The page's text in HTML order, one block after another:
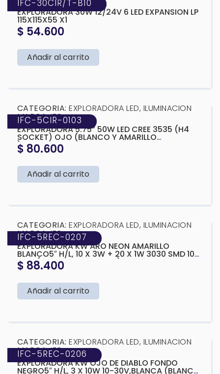
IFC-30CIR/T-B10
EXPLORADORA 30W 12/24V 6 LED EXPANSION LP
115X115X55 X1
$54.600
Añadir al carrito
❮
IFC-5CIR-0103
CATEGORIA:EXPLORADORA LED, ILUMINACION
MARCA:IFC
EXPLORADORA 5.75” 50W LED CREE 3535 (H4
SOCKET) OJO (BLANCO Y AMARILLO
)143X75MM
$80.600
Añadir al carrito
❮
IFC-5REC-0207
CATEGORIA:EXPLORADORA LED, ILUMINACION
MARCA:IFC
EXPLORADORA KW ARO NEON AMARILLO
BLANCO5″ H/L, 10 X 3W + 20 X 1W 3030 SMD 10-
30V, (BLANCA Y AMARILLA) 165X108X65MM
$88.400
Añadir al carrito
❮
IFC-5REC-0206
CATEGORIA:EXPLORADORA LED, ILUMINACION
MARCA:IFC
EXPLORADORA KW OJO DE DIABLO FONDO